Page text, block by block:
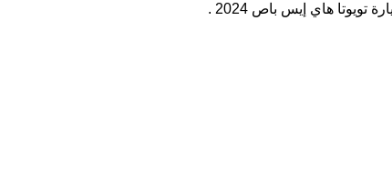
هاي إيس باص 2024 .